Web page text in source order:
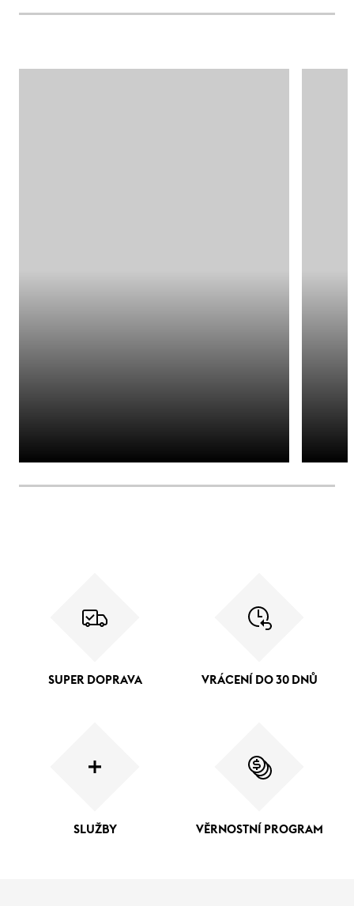
SUPER DOPRAVA VRÁCENÍ DO 30 DNŮ
SLUŽBY VĚRNOSTNÍ PROGRAM